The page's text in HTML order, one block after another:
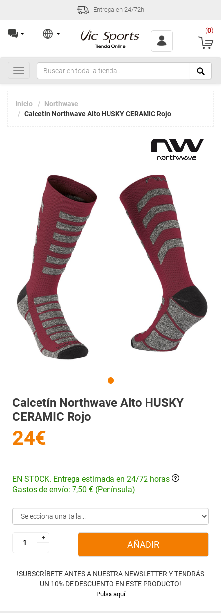
Entrega en 24/72h
(0)
Toggle
navigation
Inicio
Northwave
Calcetín Northwave Alto HUSKY CERAMIC Rojo
Calcetín Northwave Alto HUSKY
CERAMIC Rojo
24€
EN STOCK. Entrega estimada en 24/72 horas
Gastos de envío: 7,50 € (Península)
+
-
+
-
AÑADIR
!SUBSCRÍBETE ANTES A NUESTRA NEWSLETTER Y TENDRÁS
UN 10% DE DESCUENTO EN ESTE PRODUCTO!
Pulsa aquí